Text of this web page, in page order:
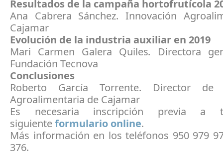
Resultados de la campaña hortofrutícola
Ana Cabrera Sánchez. Innovación
Cajamar
Evolución de la industria auxiliar en 2019
Mari Carmen Galera Quiles. Directora
Fundación Tecnova
Conclusiones
Roberto García Torrente. Director de
Agroalimentaria de Cajamar
Es necesaria inscripción previa a
siguienteformulario online.
Más información en los teléfonos 950 979
376.